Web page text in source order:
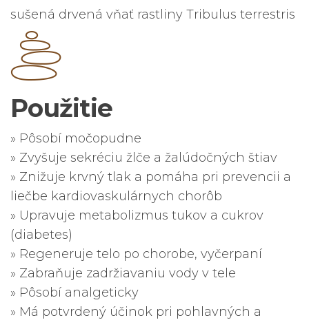
sušená drvená vňať rastliny Tribulus terrestris
Použitie
» Pôsobí močopudne
» Zvyšuje sekréciu žlče a žalúdočných štiav
» Znižuje krvný tlak a pomáha pri prevencii a
liečbe kardiovaskulárnych chorôb
» Upravuje metabolizmus tukov a cukrov
(diabetes)
» Regeneruje telo po chorobe, vyčerpaní
» Zabraňuje zadržiavaniu vody v tele
» Pôsobí analgeticky
» Má potvrdený účinok pri pohlavných a